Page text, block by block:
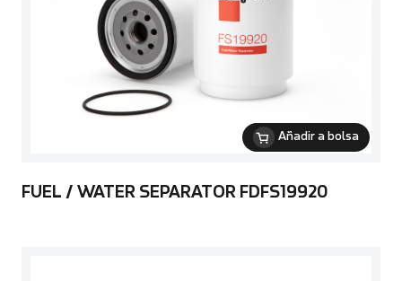
Añadir a bolsa
FUEL / WATER SEPARATOR FDFS19920